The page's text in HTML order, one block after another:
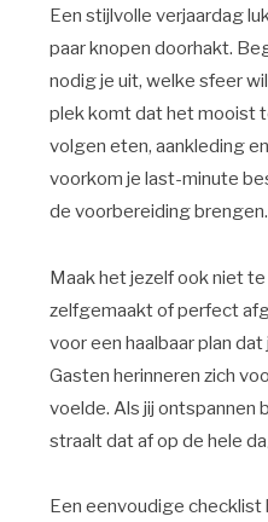
Een stijlvolle verjaardag
paar knopen doorhakt.
nodig je uit, welke sfeer
plek komt dat het mooist
volgen eten, aankleding
voorkom je last-minute
de voorbereiding brengen.
Maak het jezelf ook niet
zelfgemaakt of perfect
voor een haalbaar plan
Gasten herinneren zich
voelde. Als jij ontspannen
straalt dat af op de hele
Een eenvoudige checklist